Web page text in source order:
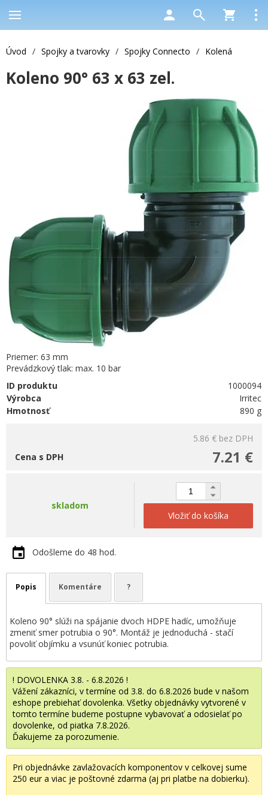
! DOVOLENKA 3.8. - 6.8.2026 !
Vážení zákazníci, v termíne od 3.8. do 6.8.2026 bude v našom
eshope prebiehať dovolenka. Všetky objednávky vytvorené v
tomto termíne budeme postupne vybavovať a odosielať po
dovolenke, od piatka 7.8.2026.
Ďakujeme za porozumenie.
Pri objednávke zavlažovacích komponentov v celkovej sume
250 eur a viac je poštovné zdarma (aj pri platbe na dobierku).
Úvod / Spojky a tvarovky / Spojky Connecto / Kolená
Koleno 90° 63 x 63 zel.
Priemer: 63 mm
Prevádzkový tlak: max. 10 bar
ID produktu
1000094
Výrobca
Irritec
Hmotnosť
890 g
5.86 € bez DPH
7.21 €
Cena s DPH
skladom
Vložiť do košíka
Odošleme do 48 hod.
Popis Komentáre ?
Koleno 90° slúži na spájanie dvoch HDPE hadíc, umožňuje
zmeniť smer potrubia o 90°. Montáž je jednoduchá - stačí
povoliť objímku a vsunúť koniec potrubia.